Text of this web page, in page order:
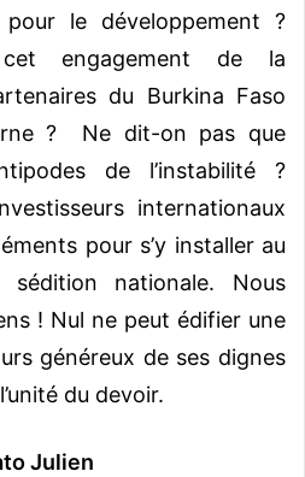
le développement ?
engagement de la
du Burkina Faso
? Ne dit-on pas que
de l’instabilité ?
internationaux
pour s’y installer au
sédition nationale. Nous
! Nul ne peut édifier une
généreux de ses dignes
du devoir.
Julien